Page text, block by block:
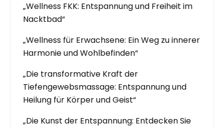
„Wellness FKK: Entspannung und Freiheit im
Nacktbad“
„Wellness für Erwachsene: Ein Weg zu innerer
Harmonie und Wohlbefinden“
„Die transformative Kraft der
Tiefengewebsmassage: Entspannung und
Heilung für Körper und Geist“
„Die Kunst der Entspannung: Entdecken Sie